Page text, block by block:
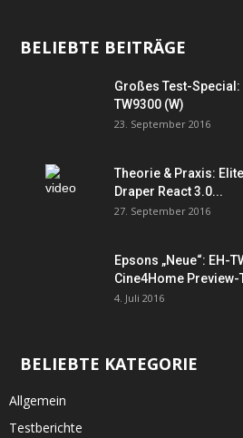
BELIEBTE BEITRÄGE
Großes Test-Special:
TW9300 (W)
23. September 2016
Theorie & Praxis:
Draper React 3.0...
27. September 2016
Epsons „Neue“: EH-
Cine4Home Preview-
4. Juli 2016
BELIEBTE KATEGORIE
Allgemein
Testberichte